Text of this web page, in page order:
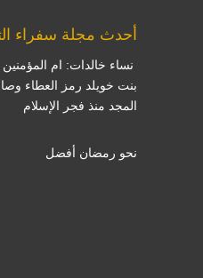
أحدث مجلة سفراء
نساء خالدات: ام
بنت خويلد رمز العطاء
المجد منذ فجر الإسلام
نحو رمضان أفضل